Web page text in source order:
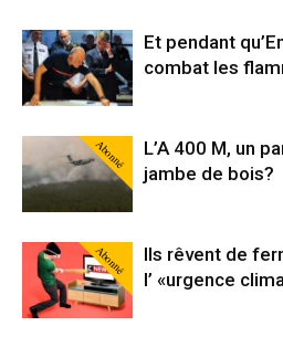
Et pendant
combat les
Abonné
L’A 400 M, un
jambe de bois?
Abonné
Ils rêvent de
l’ «urgence